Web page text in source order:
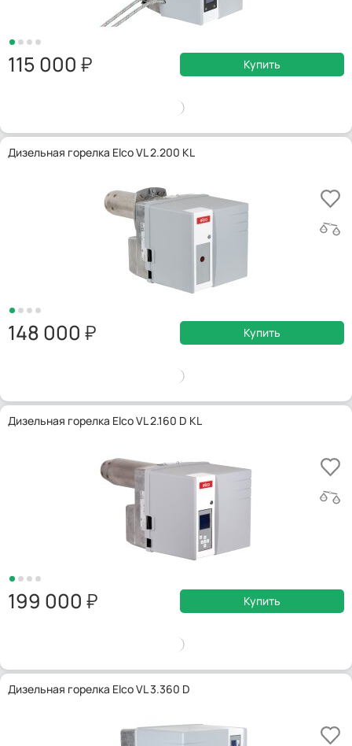
115 000 Купить
Дизельная горелка Elco VL 2.200 KL
148 000 Купить
Дизельная горелка Elco VL 2.160 D KL
199 000 Купить
Дизельная горелка Elco VL 3.360 D